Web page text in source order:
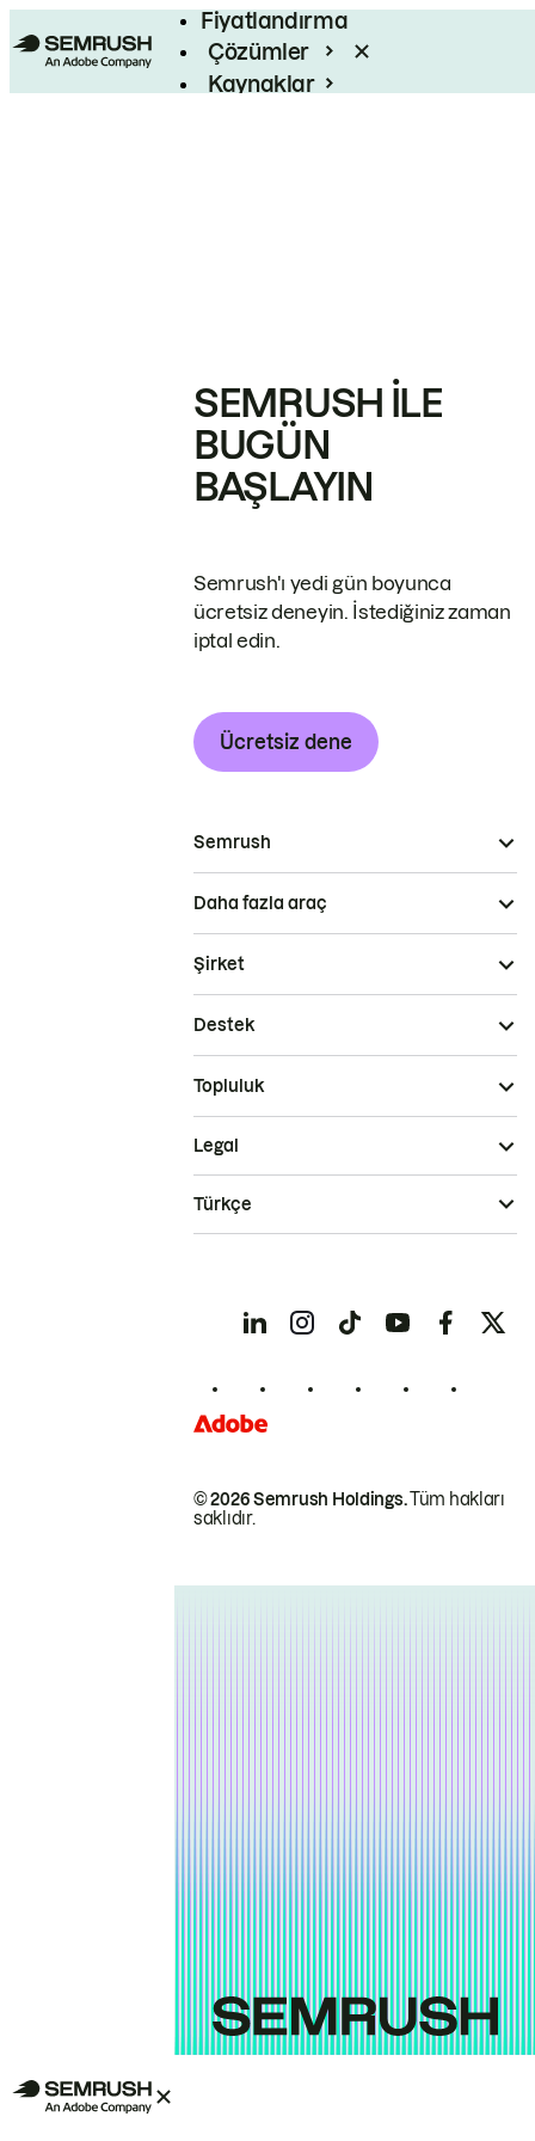
Fiyatlandırma
Çözümler
Kaynaklar
SEMRUSH ILE
BUGÜN
BAŞLAYIN
Semrush'ı yedi gün boyunca
ücretsiz deneyin. İstediğiniz zaman
iptal edin.
Ücretsiz dene
Semrush
Daha fazla araç
Şirket
Destek
Topluluk
© 2026 Semrush Holdings.Tüm hakları
saklıdır.
Legal
Türkçe